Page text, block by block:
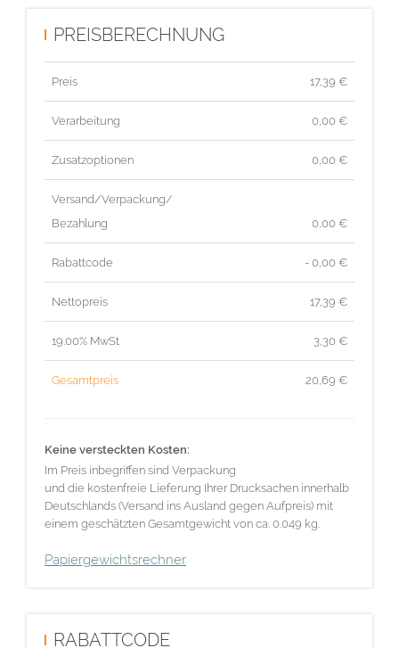
PREISBERECHNUNG
Preis 17,39 €
Verarbeitung 0,00 €
Zusatzoptionen 0,00 €
Versand/Verpackung/
Bezahlung
0,00 €
Rabattcode - 0,00 €
Nettopreis 17,39 €
19.00% MwSt 3,30 €
Gesamtpreis 20,69 €
Keine versteckten Kosten:
Im Preis inbegriffen sind Verpackung
und die kostenfreie Lieferung Ihrer Drucksachen innerhalb
Deutschlands (Versand ins Ausland gegen Aufpreis) mit
einem geschätzten Gesamtgewicht von ca. 0.049 kg.
Papiergewichtsrechner
RABATTCODE